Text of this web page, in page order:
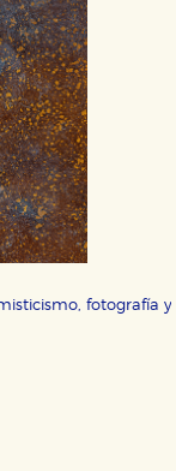
fotografía y